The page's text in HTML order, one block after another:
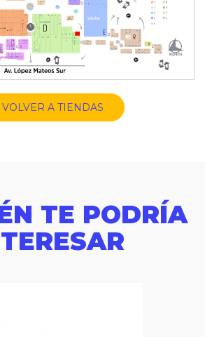
VOLVER A TIENDAS
TE PODRÍA